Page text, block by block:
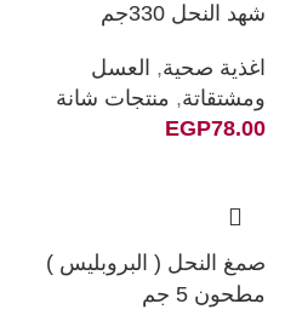
شهد النحل 330جم
اغذية صحية, العسل
ومشتقاتة, منتجات شانة
EGP78.00
صمغ النحل ( البروبليس )
مطحون 5 جم